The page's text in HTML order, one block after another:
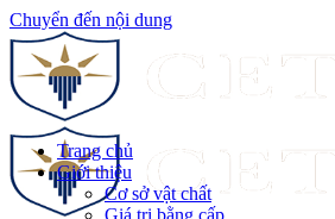
Chuyển đến nội dung
Trang chủ
Giới thiệu
Cơ sở vật chất
Giá trị bằng cấp